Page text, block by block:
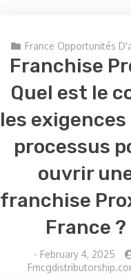
France Opportunités
Franchise
Quel est le
les exigences
processus
ouvrir
franchise
France ?
- February 4, 2025